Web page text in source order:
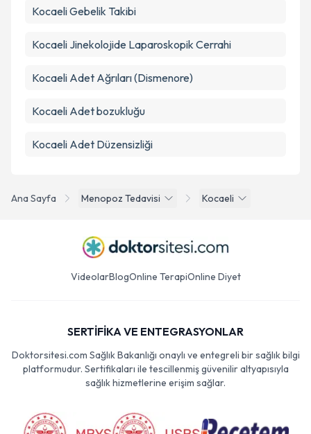
Ana Sayfa Menopoz Tedavisi Kocaeli
Kocaeli Gebelik Takibi
Kocaeli Jinekolojide Laparoskopik Cerrahi
Kocaeli Adet Ağrıları (Dismenore)
Kocaeli Adet bozukluğu
Kocaeli Adet Düzensizliği
VideolarBlogOnline TerapiOnline Diyet
SERTİFİKA VE ENTEGRASYONLAR
Doktorsitesi.com Sağlık Bakanlığı onaylı ve entegreli bir sağlık bilgi
platformudur. Sertifikaları ile tescillenmiş güvenilir altyapısıyla
sağlık hizmetlerine erişim sağlar.